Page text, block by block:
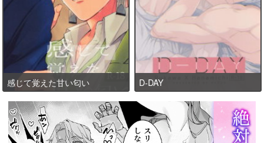
感じて覚えた甘い匂い D-DAY